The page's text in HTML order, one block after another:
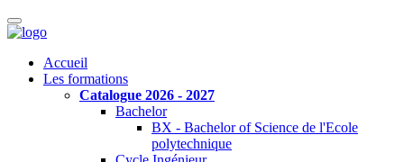
Accueil
Les formations
Catalogue 2026 - 2027
Bachelor
BX - Bachelor of Science de l'Ecole
polytechnique